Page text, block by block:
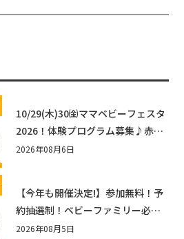
エリ守山
10/29(木)30㈮ママベビーフェスタ
2026！体験プログラム募集♪赤ち
ゃん向けイベントに出演しません
2026年08月6日
【今年も開催決定!】参加無料！予
約抽選制！ベビーファミリー必見
☆入場無料☆10/29(木)30(金)ママ
2026年08月5日